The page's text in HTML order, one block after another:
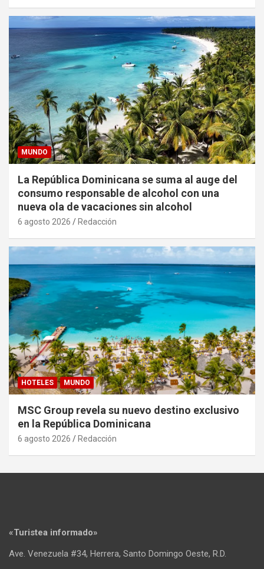
MUNDO
La República Dominicana se suma al auge del
consumo responsable de alcohol con una
nueva ola de vacaciones sin alcohol
6 agosto 2026 Redacción
HOTELES MUNDO
MSC Group revela su nuevo destino exclusivo
en la República Dominicana
6 agosto 2026 Redacción
«Turistea informado»
Ave. Venezuela #34, Herrera, Santo Domingo Oeste, R.D.